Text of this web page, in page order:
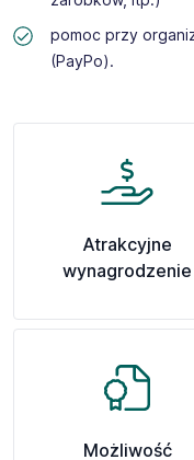
pomoc przy
(PayPo).
Atrakcyjne
wynagrodzenie
Możliwość